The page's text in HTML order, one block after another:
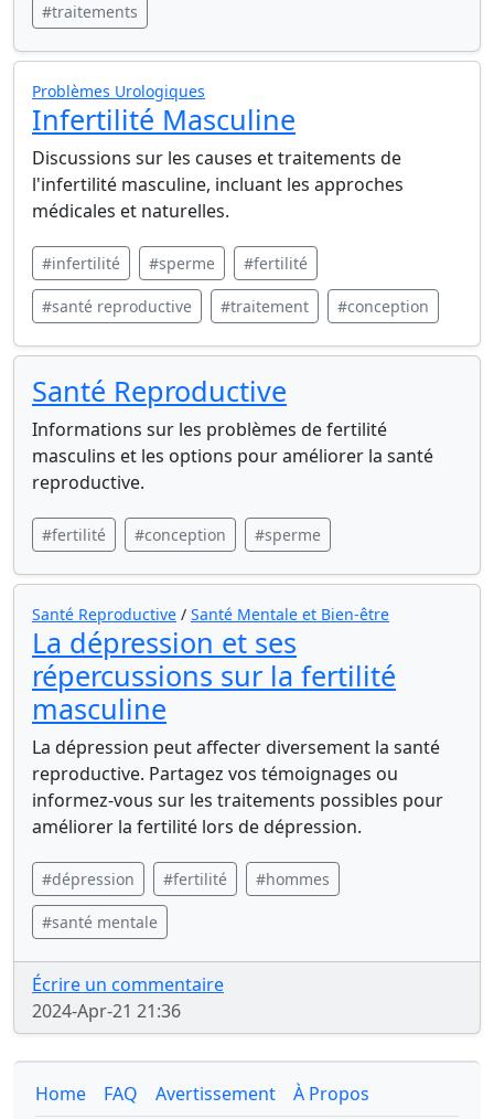
#traitements
Problèmes Urologiques
Infertilité Masculine
Discussions sur les causes et traitements de
l'infertilité masculine, incluant les approches
médicales et naturelles.
#infertilité #sperme #fertilité
#santé reproductive #traitement #conception
Santé Reproductive
Informations sur les problèmes de fertilité
masculins et les options pour améliorer la santé
reproductive.
#fertilité #conception #sperme
Santé Reproductive / Santé Mentale et Bien-être
La dépression et ses
répercussions sur la fertilité
masculine
La dépression peut affecter diversement la santé
reproductive. Partagez vos témoignages ou
informez-vous sur les traitements possibles pour
améliorer la fertilité lors de dépression.
#dépression #fertilité #hommes
#santé mentale
Écrire un commentaire
2024-Apr-21 21:36
Home FAQ Avertissement À Propos